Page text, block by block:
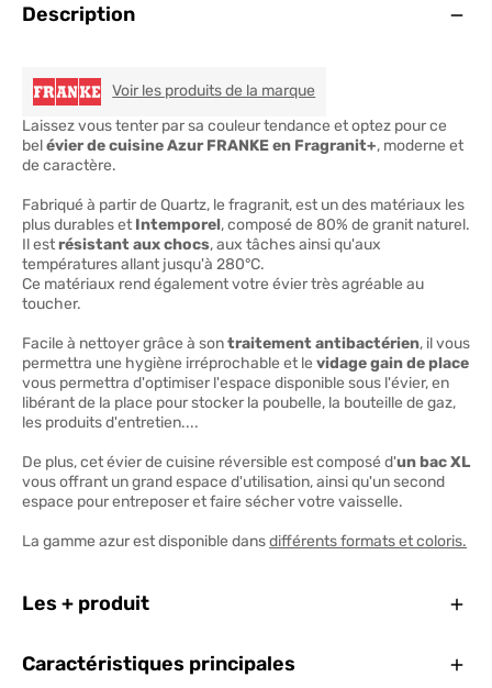
Description
Voir les produits de la marque
Laissez vous tenter par sa couleur tendance et optez pour ce
belévier de cuisine Azur FRANKE en Fragranit+, moderne et
de caractère.
Fabriqué à partir de Quartz, le fragranit, est un des matériaux les
plus durables et Intemporel, composé de 80% de granit naturel.
Il estrésistant aux chocs, aux tâches ainsi qu'aux
températures allant jusqu'à 280°C.
Ce matériaux rend également votre évier très agréable au
toucher.
Facile à nettoyer grâce à sontraitement antibactérien, il vous
permettra une hygiène irréprochable et le vidage gain de place
vous permettra d'optimiser l'espace disponible sous l'évier, en
libérant de la place pour stocker la poubelle, la bouteille de gaz,
les produits d'entretien....
De plus, cet évier de cuisine réversible est composé d'un bac XL
vous offrant un grand espace d'utilisation, ainsi qu'un second
espace pour entreposer et faire sécher votre vaisselle.
La gamme azur est disponible dansdifférents formats et coloris.
Les + produit
Caractéristiques principales